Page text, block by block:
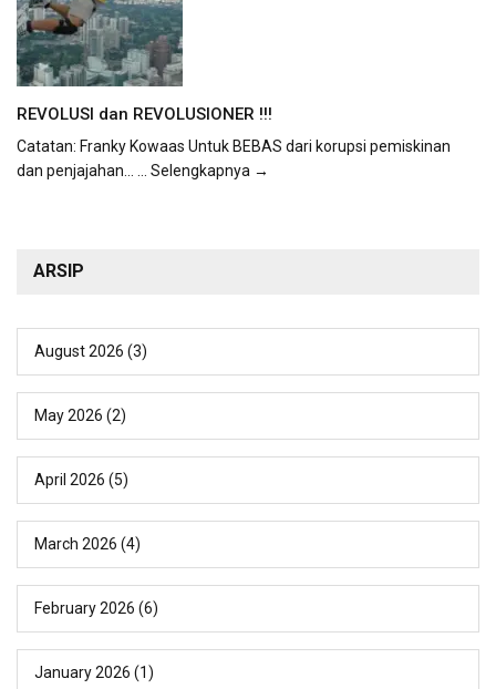
REVOLUSI dan REVOLUSIONER !!!
Catatan: Franky Kowaas Untuk BEBAS dari korupsi pemiskinan
dan penjajahan... ... Selengkapnya →
ARSIP
August 2026 (3)
May 2026 (2)
April 2026 (5)
March 2026 (4)
February 2026 (6)
January 2026 (1)